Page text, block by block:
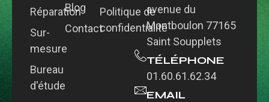
Réparation
Sur-
mesure
Bureau
d'étude
Blog
Contact
Politique de
confidentialité
avenue du
Montboulon 77165
Saint Soupplets
TÉLÉPHONE
01.60.61.62.34
EMAIL